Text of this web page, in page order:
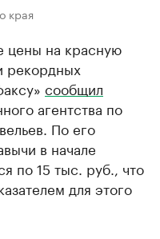
края
цены на красную
рекордных
сообщил
агентства по
По его
в начале
по 15 тыс. руб., что
для этого